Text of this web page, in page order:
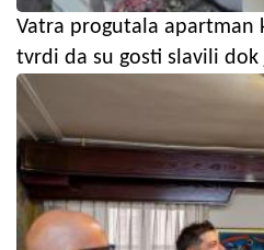
Vatra progutala apartman
tvrdi da su gosti slavili dok